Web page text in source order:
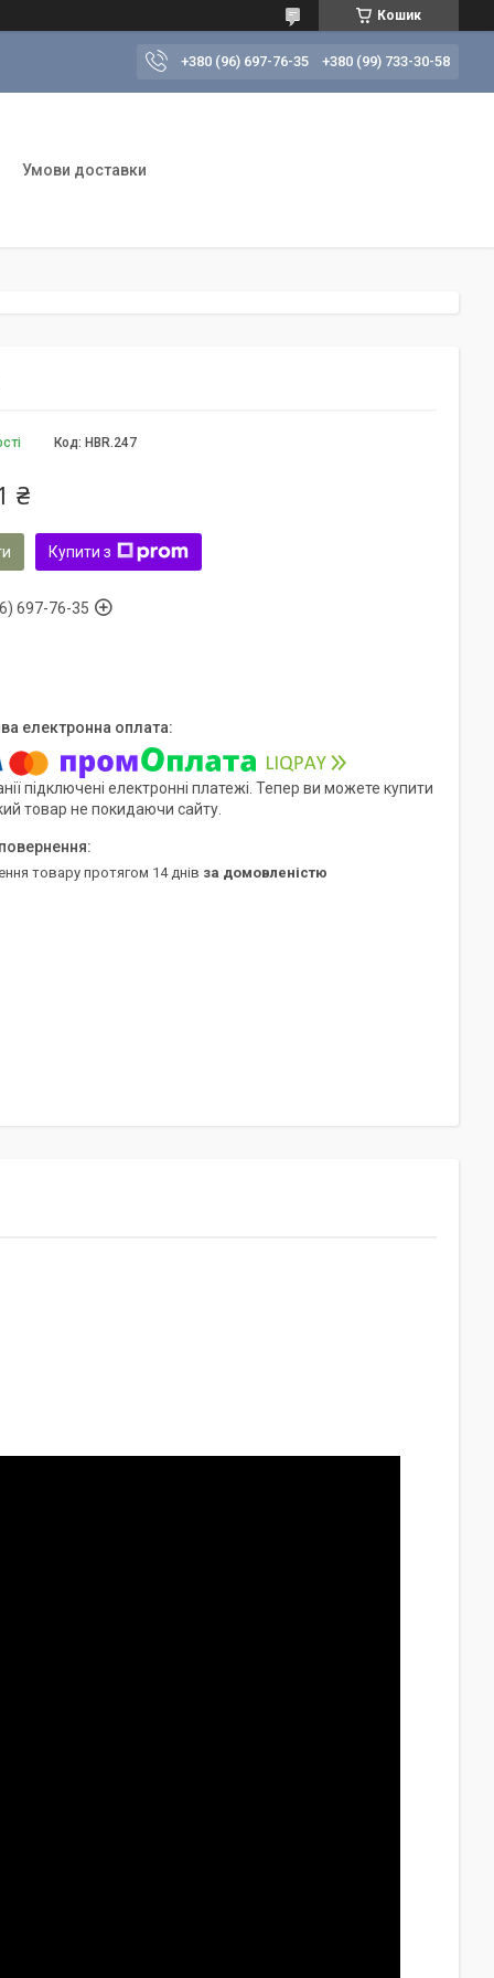
Кошик
+380 (96) 697-76-35 +380 (99) 733-30-58
Умови доставки
Код: HBR.247
₴
Купити з
697-76-35
підключені електронні платежі. Тепер ви можете купити
товар не покидаючи сайту.
товару протягом 14 днів за домовленістю